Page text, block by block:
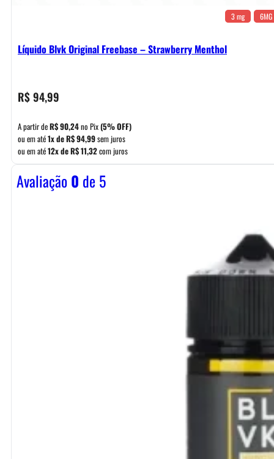
3 mg 6MG
Líquido Blvk Original Freebase – Strawberry Menthol
R$94,99
A partir deR$90,24no Pix(5% OFF)
ou em até1x deR$94,99sem juros
ou em até12x deR$11,32com juros
Avaliação0 de 5